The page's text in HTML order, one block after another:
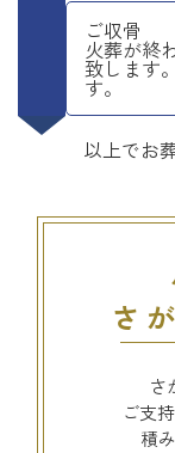
ご収骨
火葬が終
致します
す。
以上でお
さ
さ
ご支
積